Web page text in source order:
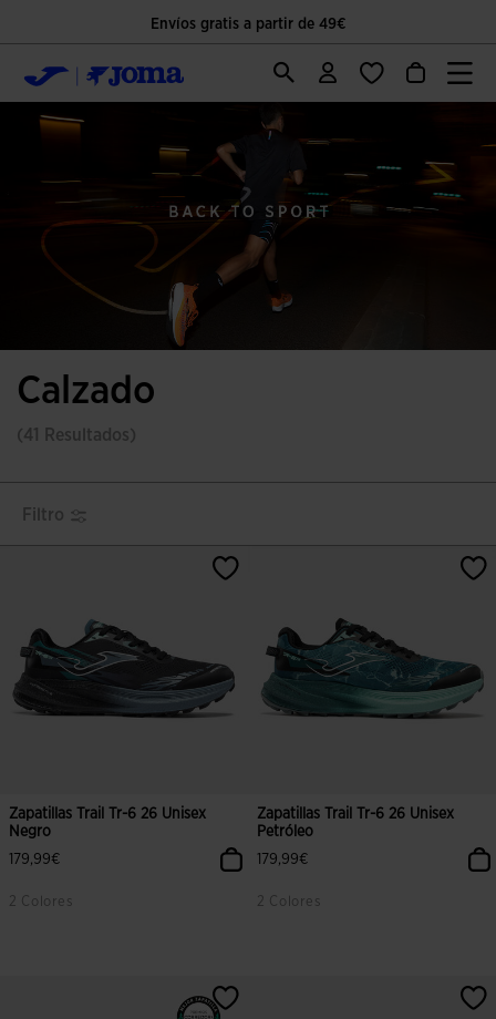
Envíos gratis a partir de 49€
Calzado
(41 Resultados)
Filtro
Zapatillas Trail Tr-6 26 Unisex
Negro
179,99€
2 Colores
3,4 sobre 5 de valoración de clientes
Zapatillas Trail Tr-6 26 Unisex
Petróleo
179,99€
2 Colores
4,1 sobre 5 de valoración de